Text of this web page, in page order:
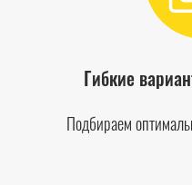
Гибкие
Подбираем